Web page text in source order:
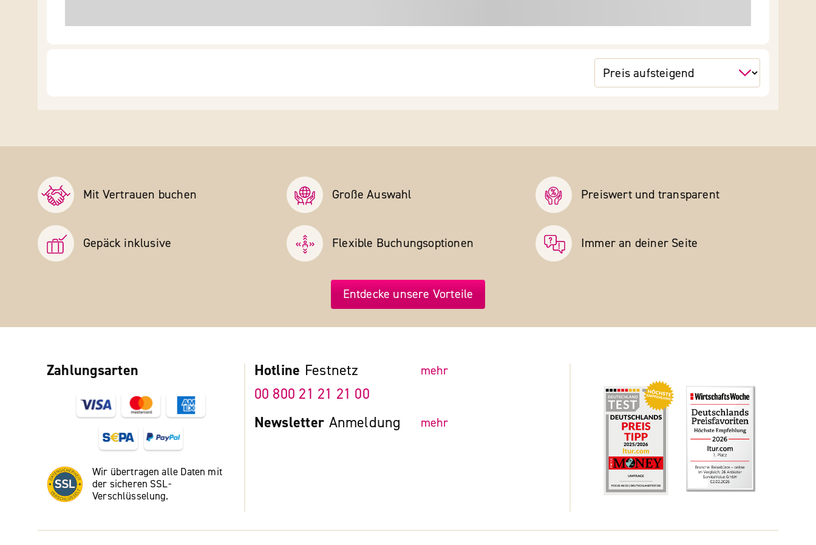
Mit Vertrauen buchen Große Auswahl Preiswert und transparent
Gepäck inklusive Flexible Buchungs­optionen Immer an deiner Seite
Entdecke unsere Vorteile
Zahlungsarten
Wir übertragen alle Daten mit
der sicheren SSL-
Verschlüsselung.
Hotline Festnetz mehr
00 800 21 21 21 00
Newsletter Anmeldung mehr